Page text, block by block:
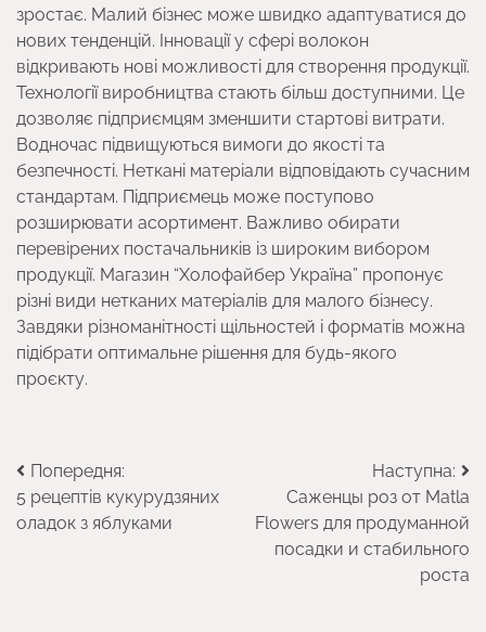
зростає. Малий бізнес може швидко адаптуватися до
нових тенденцій. Інновації у сфері волокон
відкривають нові можливості для створення продукції.
Технології виробництва стають більш доступними. Це
дозволяє підприємцям зменшити стартові витрати.
Водночас підвищуються вимоги до якості та
безпечності. Неткані матеріали відповідають сучасним
стандартам. Підприємець може поступово
розширювати асортимент. Важливо обирати
перевірених постачальників із широким вибором
продукції. Магазин “Холофайбер Україна” пропонує
різні види нетканих матеріалів для малого бізнесу.
Завдяки різноманітності щільностей і форматів можна
підібрати оптимальне рішення для будь-якого
проєкту.
Навігація
записів
Попередня:
5 рецептів кукурудзяних
оладок з яблуками
Наступна:
Саженцы роз от Matla
Flowers для продуманной
посадки и стабильного
роста